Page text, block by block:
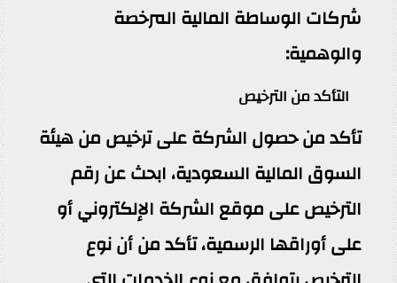
شركات الوساطة المالية المرخصة
والوهمية:
التأكد من الترخيص
تأكد من حصول الشركة على ترخيص من هيئة
السوق المالية السعودية، ابحث عن رقم
الترخيص على موقع الشركة الإلكتروني أو
على أوراقها الرسمية، تأكد من أن نوع